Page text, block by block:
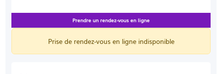
Prendre un rendez-vous en ligne
Prise de rendez-vous en ligne indisponible